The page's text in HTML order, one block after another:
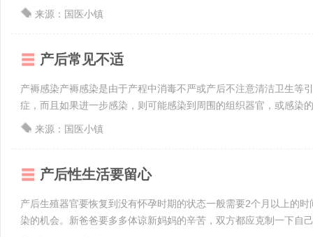
来源：国医小镇
产后常见不适
产褥感染产褥感染是由于产程中消毒不严或产后不注意清洁卫生等
症，而且如果进一步感染，则可能感染到周围的组织器官，或感染
来源：国医小镇
产后性生活要留心
产后生殖器官要恢复到没有怀孕时期的状态一般需要2个月以上的
染的机会。新爸爸要多多体谅新妈妈的辛苦，双方都应克制一下自